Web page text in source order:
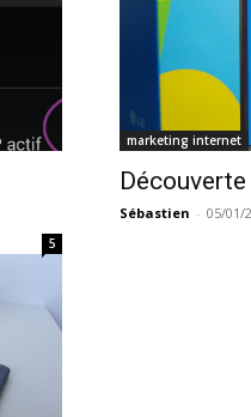
5
marketing internet
Sébastien - 05/01/